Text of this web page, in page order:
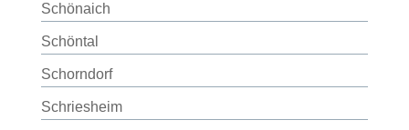
Schönaich
Schöntal
Schorndorf
Schriesheim